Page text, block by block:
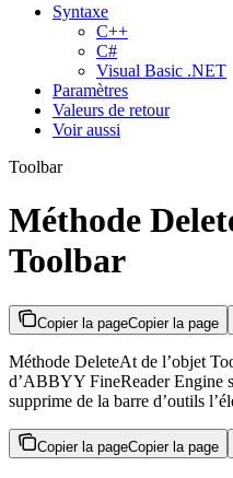
Syntaxe
C++
C#
Visual Basic .NET
Paramètres
Valeurs de retour
Voir aussi
Toolbar
Méthode
Toolbar
Copier la pageCopier la page
Méthode DeleteAt de l’objet
d’ABBYY FineReader Engine
supprime de la barre d’outils
Copier la pageCopier la page